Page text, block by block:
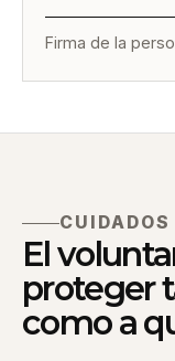
Firma de la
El
proteger
como a